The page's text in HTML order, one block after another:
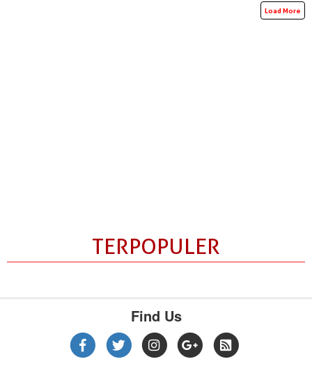
Load More
TERPOPULER
Find Us